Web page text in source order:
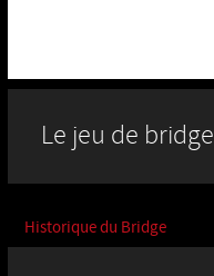
Le jeu de bridge
Historique du Bridge